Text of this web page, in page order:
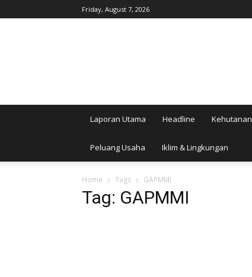
Friday, August 7, 2026
Laporan Utama Headline Kehutanan
Peluang Usaha Iklim & Lingkungan
Home Tags GAPMMI
Tag: GAPMMI